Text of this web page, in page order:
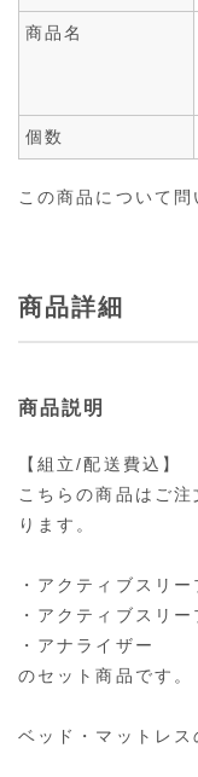
商品名
個数
この商品について問
商品詳細
商品説明
【組立/配送費込】
こちらの商品はご
ります。
・アクティブスリー
・アクティブスリ
・アナライザー
のセット商品です。
ベッド・マットレス